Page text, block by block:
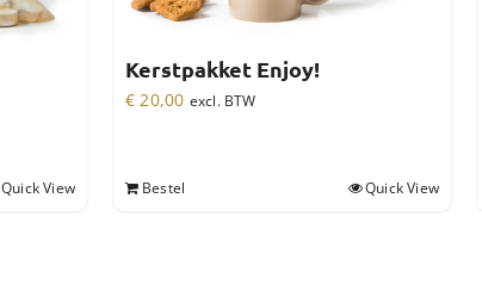
Quick View
Kerstpakket Enjoy!
€ 20,00 excl. BTW
Bestel Quick View